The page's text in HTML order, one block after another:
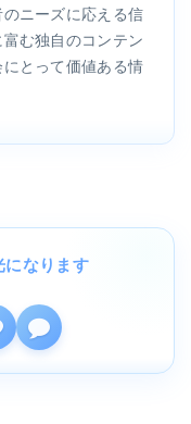
ニーズに応える信
む独自のコンテン
とって価値ある情
になります